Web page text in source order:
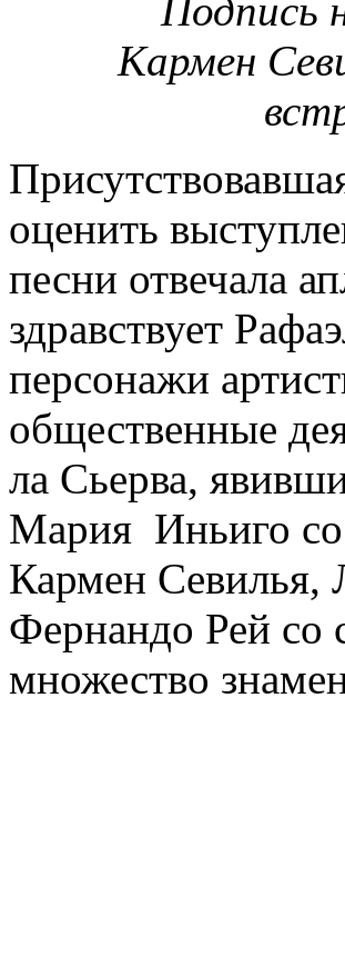
Подпись
Кармен
оценить
песни отвечала
здравствует
персонажи
общественные
ла Сьерва,
Мария Иньиго со
Кармен Севилья,
Фернандо Рей со
множество